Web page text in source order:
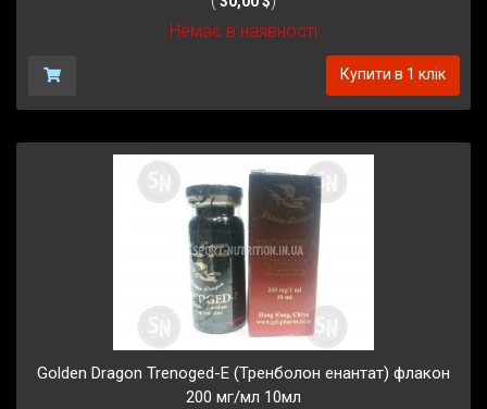
Немає в наявності
Купити в 1 клік
Golden Dragon Trenoged-E (Тренболон енантат) флакон
200 мг/мл 10мл